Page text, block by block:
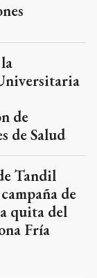
de
de Salud
Tandil
de
quita del
Fría